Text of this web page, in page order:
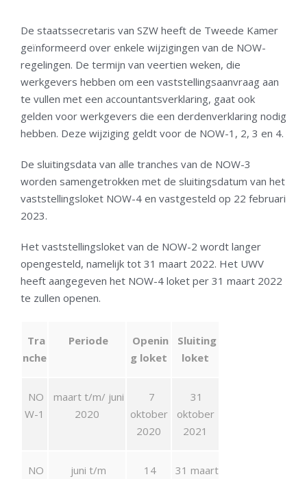
De staatssecretaris van SZW heeft de Tweede Kamer
geïnformeerd over enkele wijzigingen van de NOW-
regelingen. De termijn van veertien weken, die
werkgevers hebben om een vaststellingsaanvraag aan
te vullen met een accountantsverklaring, gaat ook
gelden voor werkgevers die een derdenverklaring nodig
hebben. Deze wijziging geldt voor de NOW-1, 2, 3 en 4.
De sluitingsdata van alle tranches van de NOW-3
worden samengetrokken met de sluitingsdatum van het
vaststellingsloket NOW-4 en vastgesteld op 22 februari
2023.
Het vaststellingsloket van de NOW-2 wordt langer
opengesteld, namelijk tot 31 maart 2022. Het UWV
heeft aangegeven het NOW-4 loket per 31 maart 2022
te zullen openen.
Tra
nche
Periode
Openin
g loket
Sluiting
loket
NO
W-1
maart t/m/ juni
2020
7
oktober
2020
31
oktober
2021
NO
juni t/m
14
31 maart